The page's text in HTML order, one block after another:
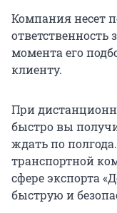
Компания несет
момента его
клиенту.
При
быстро вы
ждать по
транспортной
сфере экспорта
быструю и